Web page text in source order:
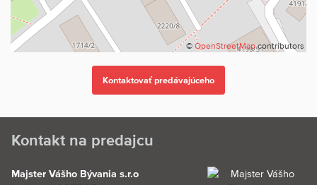
© OpenStreetMapcontributors
Kontakt na predajcu
Majster Vášho Bývania s.r.o